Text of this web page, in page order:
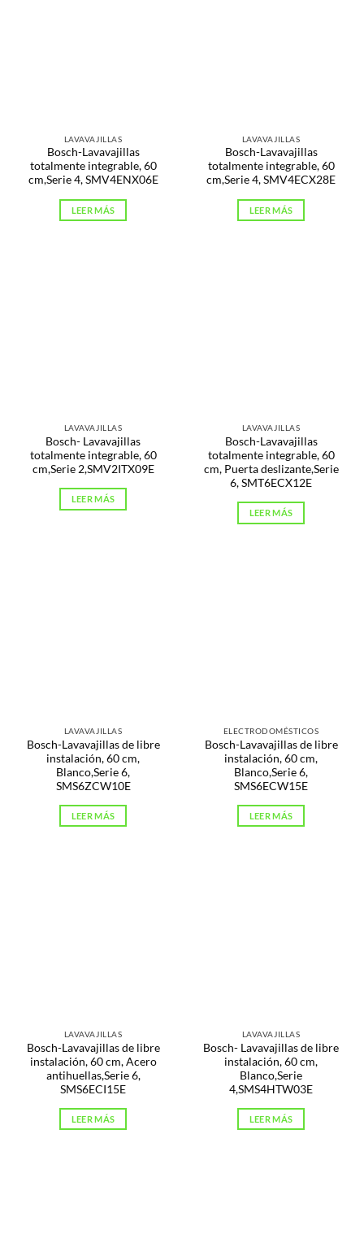
LAVAVAJILLAS
Bosch-Lavavajillas
totalmente integrable, 60
cm,Serie 4, SMV4ENX06E
LEER MÁS
LAVAVAJILLAS
Bosch-Lavavajillas
totalmente integrable, 60
cm,Serie 4, SMV4ECX28E
LEER MÁS
LAVAVAJILLAS
Bosch- Lavavajillas
totalmente integrable, 60
cm,Serie 2,SMV2ITX09E
LEER MÁS
LAVAVAJILLAS
Bosch-Lavavajillas
totalmente integrable, 60
cm, Puerta deslizante,Serie
6, SMT6ECX12E
LEER MÁS
LAVAVAJILLAS
Bosch-Lavavajillas de libre
instalación, 60 cm,
Blanco,Serie 6,
SMS6ZCW10E
LEER MÁS
ELECTRODOMÉSTICOS
Bosch-Lavavajillas de libre
instalación, 60 cm,
Blanco,Serie 6,
SMS6ECW15E
LEER MÁS
LAVAVAJILLAS
Bosch-Lavavajillas de libre
instalación, 60 cm, Acero
antihuellas,Serie 6,
SMS6ECI15E
LEER MÁS
LAVAVAJILLAS
Bosch- Lavavajillas de libre
instalación, 60 cm,
Blanco,Serie
4,SMS4HTW03E
LEER MÁS